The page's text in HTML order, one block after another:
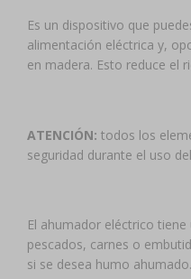
Es un dispositivo que
alimentación eléctrica y,
en madera. Esto reduce el
ATENCIÓN: todos los
seguridad durante el uso
El ahumador eléctrico
pescados, carnes o
si se desea humo ahumado.